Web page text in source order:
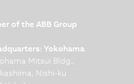
of the ABB Group
Yokohama
Mitsui Bldg.,
Nishi-ku